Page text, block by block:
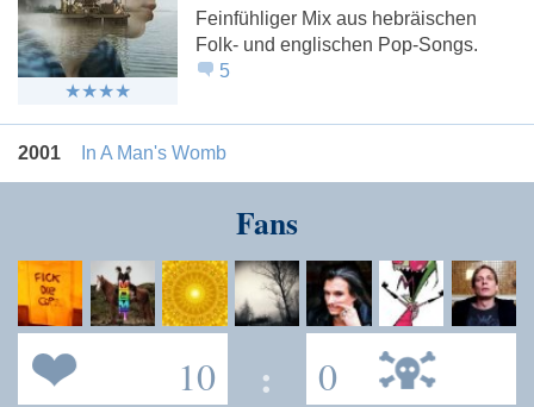
Feinfühliger Mix aus hebräischen
Folk- und englischen Pop-Songs.
5
2001 In A Man's Womb
Fans
10 : 0